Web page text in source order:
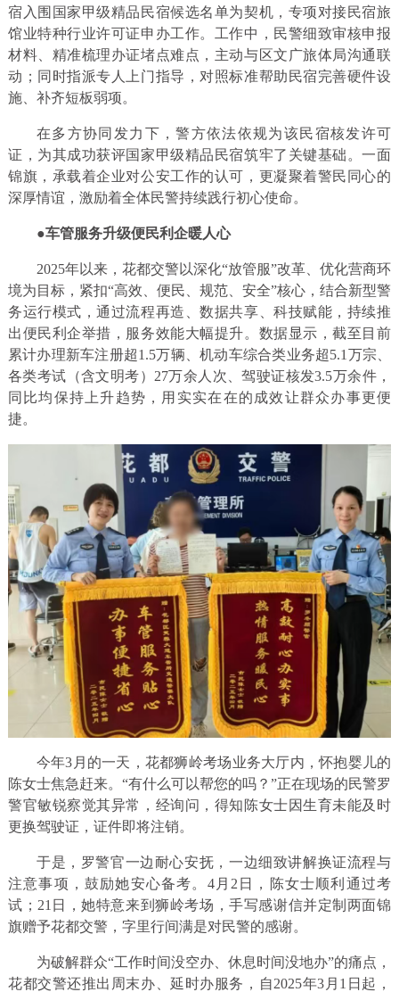
宿入围国家甲级精品民宿候选名单为契机，专项对接民宿旅
馆业特种行业许可证申办工作。工作中，民警细致审核申报
材料、精准梳理办证堵点难点，主动与区文广旅体局沟通联
动；同时指派专人上门指导，对照标准帮助民宿完善硬件设
施、补齐短板弱项。
在多方协同发力下，警方依法依规为该民宿核发许可
证，为其成功获评国家甲级精品民宿筑牢了关键基础。一面
锦旗，承载着企业对公安工作的认可，更凝聚着警民同心的
深厚情谊，激励着全体民警持续践行初心使命。
●车管服务升级便民利企暖人心
2025年以来，花都交警以深化“放管服”改革、优化营商环
境为目标，紧扣“高效、便民、规范、安全”核心，结合新型警
务运行模式，通过流程再造、数据共享、科技赋能，持续推
出便民利企举措，服务效能大幅提升。数据显示，截至目前
累计办理新车注册超1.5万辆、机动车综合类业务超5.1万宗、
各类考试（含文明考）27万余人次、驾驶证核发3.5万余件，
同比均保持上升趋势，用实实在在的成效让群众办事更便
捷。
今年3月的一天，花都狮岭考场业务大厅内，怀抱婴儿的
陈女士焦急赶来。“有什么可以帮您的吗？”正在现场的民警罗
警官敏锐察觉其异常，经询问，得知陈女士因生育未能及时
更换驾驶证，证件即将注销。
于是，罗警官一边耐心安抚，一边细致讲解换证流程与
注意事项，鼓励她安心备考。4月2日，陈女士顺利通过考
试；21日，她特意来到狮岭考场，手写感谢信并定制两面锦
旗赠予花都交警，字里行间满是对民警的感谢。
为破解群众“工作时间没空办、休息时间没地办”的痛点，
花都交警还推出周末办、延时办服务，自2025年3月1日起，